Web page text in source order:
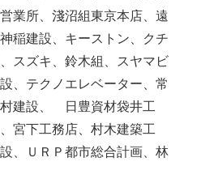
業所、淺沼組東京本店、遠
稲建設、キーストン、クチ
スズキ、鈴木組、スヤマビ
、テクノエレベーター、常
建設、 日豊資材袋井工
宮下工務店、村木建築工
、ＵＲＰ都市総合計画、林